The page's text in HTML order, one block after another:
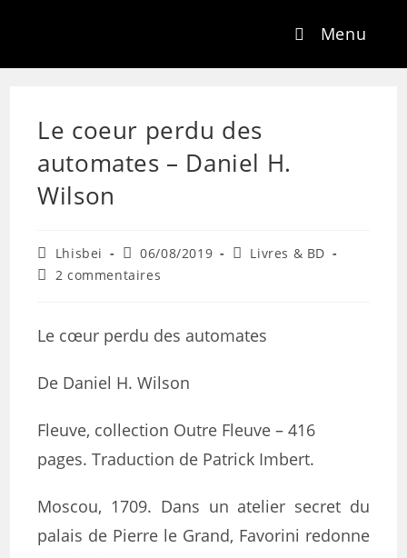
Menu
Le coeur perdu des
automates – Daniel H.
Wilson
Lhisbei 06/08/2019
Livres & BD
2 commentaires
Le cœur perdu des automates
De Daniel H. Wilson
Fleuve, collection Outre Fleuve – 416
pages. Traduction de Patrick Imbert.
Moscou, 1709. Dans un atelier secret du
palais de Pierre le Grand, Favorini redonne